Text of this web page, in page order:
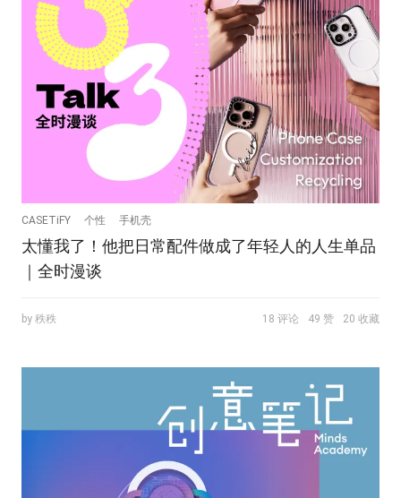
CASETiFY 个性 手机壳
太懂我了！他把日常配件做成了年轻人的人生单品
｜全时漫谈
by 秩秩 18 评论 49 赞 20 收藏